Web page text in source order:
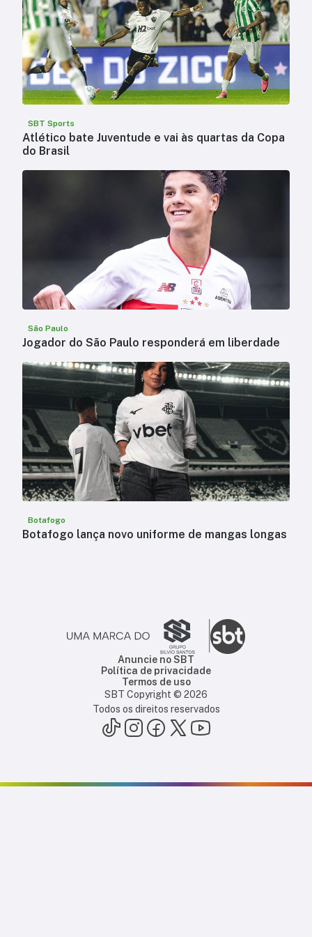
SBT Sports
Atlético bate Juventude e vai às quartas da Copa
do Brasil
São Paulo
Jogador do São Paulo responderá em liberdade
Botafogo
Botafogo lança novo uniforme de mangas longas
Anuncie no SBT
Política de privacidade
Termos de uso
SBT Copyright © 2026
Todos os direitos reservados